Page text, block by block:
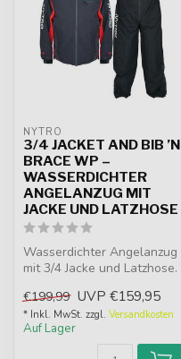
NYTRO
3/4 JACKET AND BIB ’N
BRACE WP –
WASSERDICHTER
ANGELANZUG MIT
JACKE UND LATZHOSE
Wasserdichter Angelanzug
mit 3/4 Jacke und Latzhose.
...
€199,99 UVP €159,95
* Inkl. MwSt. zzgl. Versandkosten
Auf Lager